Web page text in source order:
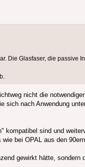
Die Glasfaser, die passive
nicht die
nach Anwendung
sind und
bei OPAL aus den
gewirkt hätte,